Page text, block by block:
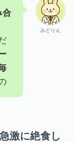
みどりん
合
激に絶食し